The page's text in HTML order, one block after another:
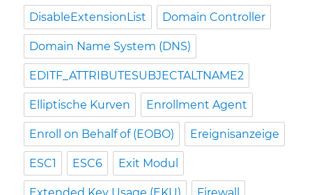
DisableExtensionList Domain Controller
Domain Name System (DNS)
EDITF_ATTRIBUTESUBJECTALTNAME2
Elliptische Kurven Enrollment Agent
Enroll on Behalf of (EOBO) Ereignisanzeige
ESC1 ESC6 Exit Modul
Extended Key Usage (EKU) Firewall